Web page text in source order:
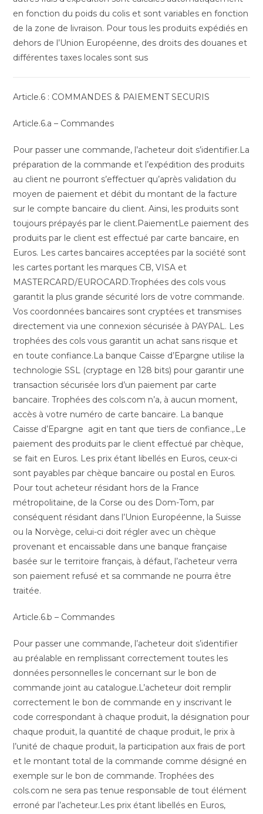
en fonction du poids du colis et sont variables en fonction
de la zone de livraison. Pour tous les produits expédiés en
dehors de l’Union Européenne, des droits des douanes et
différentes taxes locales sont sus
Article.6 : COMMANDES & PAIEMENT SECURIS
Article.6.a – Commandes
Pour passer une commande, l’acheteur doit s’identifier.La
préparation de la commande et l’expédition des produits
au client ne pourront s’effectuer qu’après validation du
moyen de paiement et débit du montant de la facture
sur le compte bancaire du client. Ainsi, les produits sont
toujours prépayés par le client.PaiementLe paiement des
produits par le client est effectué par carte bancaire, en
Euros. Les cartes bancaires acceptées par la société sont
les cartes portant les marques CB, VISA et
MASTERCARD/EUROCARD.Trophées des cols vous
garantit la plus grande sécurité lors de votre commande.
Vos coordonnées bancaires sont cryptées et transmises
directement via une connexion sécurisée à PAYPAL. Les
trophées des cols vous garantit un achat sans risque et
en toute confiance.La banque Caisse d’Epargne utilise la
technologie SSL (cryptage en 128 bits) pour garantir une
transaction sécurisée lors d’un paiement par carte
bancaire. Trophées des cols.com n’a, à aucun moment,
accès à votre numéro de carte bancaire. La banque
Caisse d’Epargne agit en tant que tiers de confiance.,.Le
paiement des produits par le client effectué par chèque,
se fait en Euros. Les prix étant libellés en Euros, ceux-ci
sont payables par chèque bancaire ou postal en Euros.
Pour tout acheteur résidant hors de la France
métropolitaine, de la Corse ou des Dom-Tom, par
conséquent résidant dans l’Union Européenne, la Suisse
ou la Norvège, celui-ci doit régler avec un chèque
provenant et encaissable dans une banque française
basée sur le territoire français, à défaut, l’acheteur verra
son paiement refusé et sa commande ne pourra être
traitée.
Article.6.b – Commandes
Pour passer une commande, l’acheteur doit s’identifier
au préalable en remplissant correctement toutes les
données personnelles le concernant sur le bon de
commande joint au catalogue.L’acheteur doit remplir
correctement le bon de commande en y inscrivant le
code correspondant à chaque produit, la désignation pour
chaque produit, la quantité de chaque produit, le prix à
l’unité de chaque produit, la participation aux frais de port
et le montant total de la commande comme désigné en
exemple sur le bon de commande. Trophées des
cols.com ne sera pas tenue responsable de tout élément
erroné par l’acheteur.Les prix étant libellés en Euros,